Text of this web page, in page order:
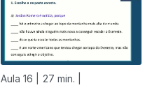
Aula 16 |
27 min. |